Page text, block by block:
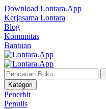
Download Lontara.App
Kerjasama Lontara
Blog
Komunitas
Bantuan
Kategori
Penerbit
Penulis